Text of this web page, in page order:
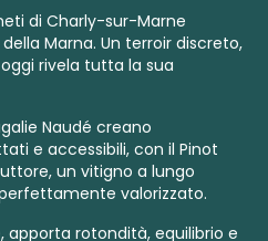
di Charly-sur-Marne
Marna. Un terroir discreto,
rivela tutta la sua
Naudé creano
e accessibili, con il Pinot
un vitigno a lungo
valorizzato.
apporta rotondità, equilibrio e